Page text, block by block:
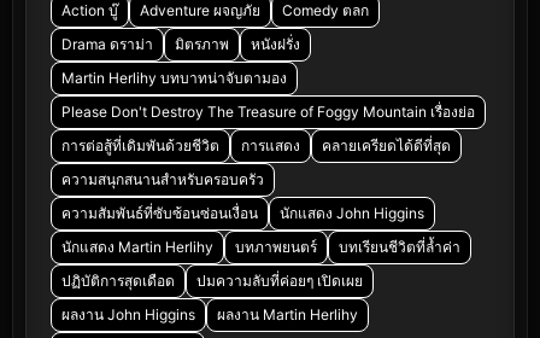
Action บู๊ Adventure ผจญภัย
Comedy ตลก
Drama ดราม่า
มิตรภาพ
หนังฝรั่ง
Martin Herlihy บทบาทน่าจับตามอง
Please Don't Destroy The Treasure of Foggy Mountain เรื่องย่อ
การต่อสู้ที่เดิมพันด้วยชีวิต
การแสดง
คลายเครียดได้ดีที่สุด
ความสนุกสนานสำหรับครอบครัว
ความสัมพันธ์ที่ซับซ้อนซ่อนเงื่อน
นักแสดง John Higgins
นักแสดง Martin Herlihy
บทภาพยนตร์
บทเรียนชีวิตที่ล้ำค่า
ปฏิบัติการสุดเดือด
ปมความลับที่ค่อยๆ เปิดเผย
ผลงาน John Higgins
ผลงาน Martin Herlihy